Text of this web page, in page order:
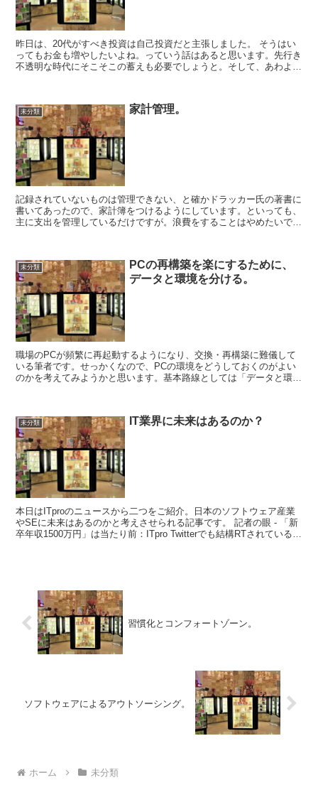
昨日は、20代がすべき投資は自己投資だと主張しました。 そうはい
ってもお金も増やしたいよね。っていう話はあると思います。先行き
不透明な時代にそこそこの蓄えも必要でしょうと。そして、あわよく
未分類 家計管理。
記録されていないものは管理できない、と確かドラッカー氏の著書に
書いてあったので、家計簿をつけるようにしています。といっても、
主に支出を管理しているだけですが。浪費をすることはやめたいです
未分類
PCの再構築を楽にするために、
データと環境を分ける。
職場のPCが頻繁に再起動するようになり、交換・再構築に難儀して
いる筆者です。せっかくなので、PCの環境をどうしておくのがよい
のかを考えてみようかと思います。基本路線としては「データと環境
未分類 IT業界に未来はあるのか？
本日はITproのニュースから二つをご紹介。日本のソフトウェア産業
やSEに未来はあるのかと考えさせられる記事です。 記者の眼 - 「新
卒年収1500万円」は当たり前：ITpro Twitterでも結構RTされているの
習慣化とコンフォートゾーン。
ソフトウェアによるアウトソーシング。
ホーム 未分類